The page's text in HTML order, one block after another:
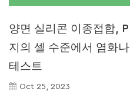
양면 실리콘 이종접합,
지의 셀 수준에서 염화
테스트
Oct 25, 2023